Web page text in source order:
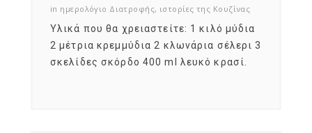
in ημερολόγιο Διατροφής, ιστορίες της Κουζίνας
Υλικά που θα χρειαστείτε: 1 κιλό μύδια
2 μέτρια κρεμμύδια 2 κλωνάρια σέλερι 3
σκελίδες σκόρδο 400 ml λευκό κρασί.